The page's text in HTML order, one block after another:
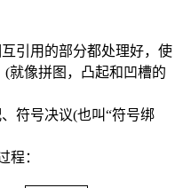
引用的部分都处理好，使
就像拼图，凸起和凹槽的
符号决议(也叫“符号绑
程：